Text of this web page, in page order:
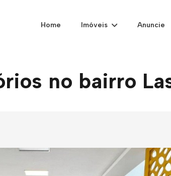
Home Imóveis Anuncie
no bairro